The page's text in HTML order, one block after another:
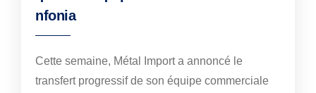
nfonia
Cette semaine, Métal Import a annoncé le
transfert progressif de son équipe commerciale